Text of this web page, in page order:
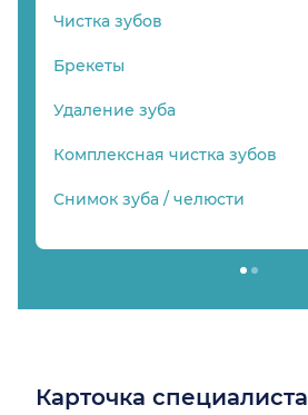
Чистка зубов
Брекеты
Удаление зуба
Комплексная чистка зубов
Снимок зуба / челюсти
Карточка специалиста